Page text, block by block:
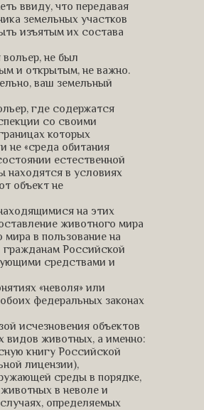
ввиду, что передавая
земельных участков
изъятым их состава
не был
и открытым, не важно.
ваш земельный
где содержатся
со своими
которых
не «среда обитания
естественной
находятся в условиях
объект не
на этих
животного мира
мира в пользование на
гражданам Российской
средствами и
«неволя» или
федеральных законах
исчезновения объектов
видов животных, а именно:
книгу Российской
лицензии),
среды в порядке,
в неволе и
определяемых